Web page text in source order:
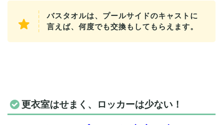
バスタオルは、プールサイドのキャストに
言えば、何度でも交換もしてもらえます。
更衣室はせまく、ロッカーは少ない！